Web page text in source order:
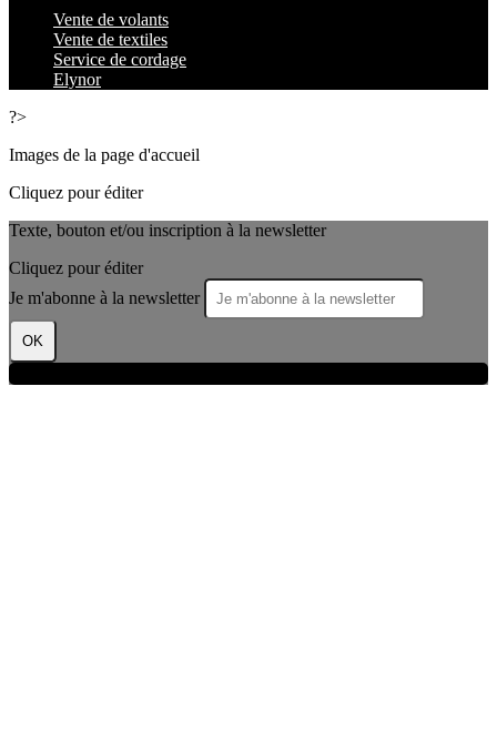
Vente de volants
Vente de textiles
Service de cordage
Elynor
?>
Images de la page d'accueil
Cliquez pour éditer
Texte, bouton et/ou inscription à la newsletter
Cliquez pour éditer
Je m'abonne à la newsletter
OK